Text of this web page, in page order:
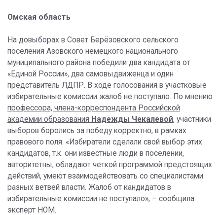
Омская область
На довыборах в Совет Берёзовского сельского
поселения Азовского немецкого национального
муниципального района победили два кандидата от
«Единой России», два самовыдвиженца и один
представитель ЛДПР. В ходе голосования в участковые
избирательные комиссии жалоб не поступало. По мнению
профессора, члена-корреспондента Российской
академии образования Надежды Чекалевой, участники
выборов боролись за победу корректно, в рамках
правового поля. «Избиратели сделали свой выбор этих
кандидатов, т.к. они известные люди в поселении,
авторитетны, обладают четкой программой предстоящих
действий, умеют взаимодействовать со специалистами
разных ветвей власти. Жалоб от кандидатов в
избирательные комиссии не поступало», – сообщила
эксперт НОМ.